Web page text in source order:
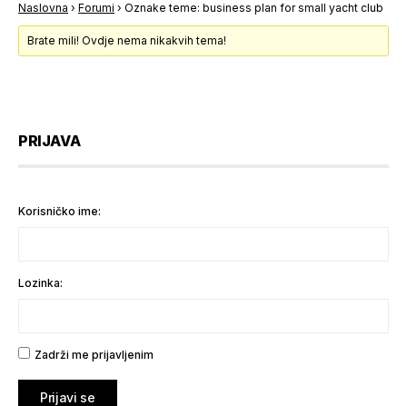
Naslovna › Forumi › Oznake teme: business plan for small yacht club
Brate mili! Ovdje nema nikakvih tema!
PRIJAVA
Korisničko ime:
Lozinka:
Zadrži me prijavljenim
Prijavi se